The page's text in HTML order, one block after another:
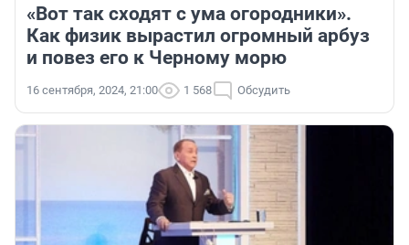
«Вот так сходят с ума огородники».
Как физик вырастил огромный арбуз
и повез его к Черному морю
16 сентября, 2024, 21:00 1 568 Обсудить